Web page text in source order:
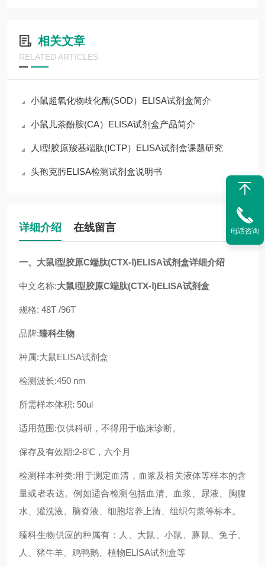
相关文章
RELATED ARTICLES
小鼠超氧化物歧化酶(SOD）ELISA试剂盒简介
小鼠儿茶酚胺(CA）ELISA试剂盒产品简介
人Ⅰ型胶原羧基端肽(ⅠCTP）ELISA试剂盒课题研究
头孢克肟ELISA检测试剂盒说明书
详细介绍 在线留言
一、 大鼠Ⅰ型胶原C端肽(CTX-Ⅰ)ELISA试剂盒详细介绍
中文名称:大鼠Ⅰ型胶原C端肽(CTX-Ⅰ)ELISA试剂盒
规格: 48T /96T
品牌:臻科生物
种属:大鼠ELISA试剂盒
检测波长:450 nm
所需样本体积: 50ul
适用范围:仅供科研，不得用于临床诊断。
保存及有效期:2-8℃，六个月
检测样本种类:用于测定血清，血浆及相关液体等样本的含
量或者表达。例如适合检测包括血清、血浆、尿液、胸腹
水、灌洗液、脑脊液、细胞培养上清、组织匀浆等标本。
臻科生物供应的种属有：人、大鼠、小鼠、豚鼠、兔子、
人、猪牛羊、鸡鸭鹅、植物ELISA试剂盒等
电话咨询